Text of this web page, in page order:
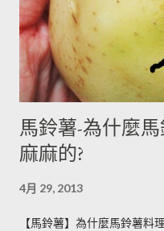
馬鈴薯-為什麼
麻麻的?
4月 29, 2013
【馬鈴薯】為什麼馬鈴薯料